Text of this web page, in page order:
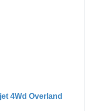
4Wd Overland